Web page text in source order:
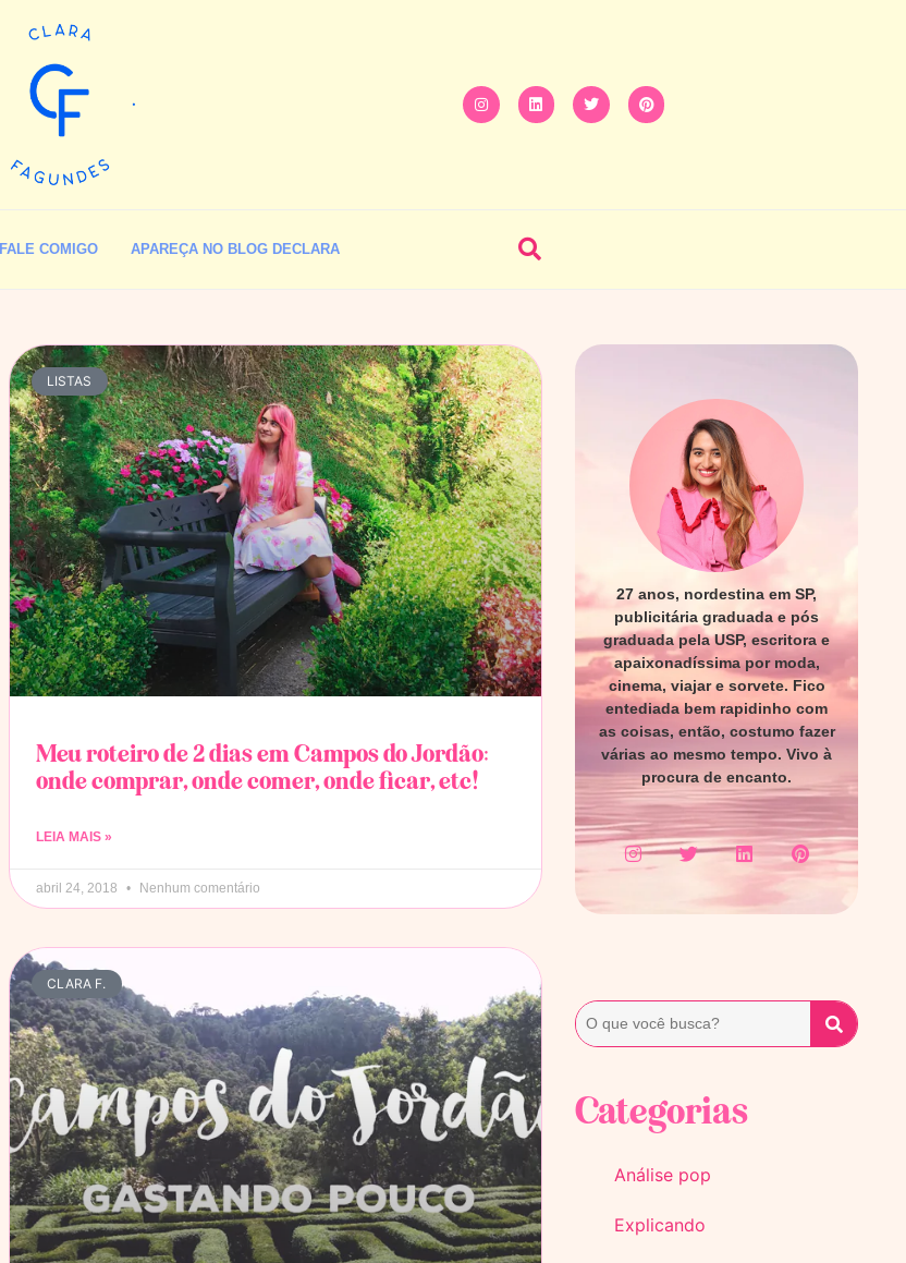
FALE COMIGO APAREÇA NO BLOG DECLARA
LISTAS
Meu roteiro de 2 dias em Campos do Jordão:
onde comprar, onde comer, onde ficar, etc!
LEIA MAIS »
abril 24, 2018 Nenhum comentário
CLARA F.
27 anos, nordestina em SP,
publicitária graduada e pós
graduada pela USP, escritora e
apaixonadíssima por moda,
cinema, viajar e sorvete. Fico
entediada bem rapidinho com
as coisas, então, costumo fazer
várias ao mesmo tempo. Vivo à
procura de encanto.
Categorias
Análise pop
Explicando